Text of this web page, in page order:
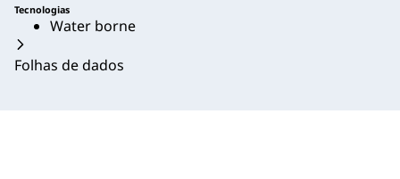
Tecnologias
Water borne
Folhas de dados